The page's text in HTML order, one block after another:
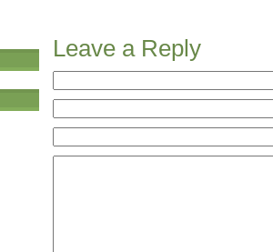
Leave a Reply